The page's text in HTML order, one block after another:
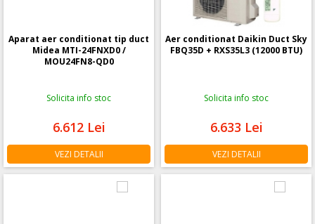
Aparat aer conditionat tip duct
Midea MTI-24FNXD0 /
MOU24FN8-QD0
Solicita info stoc
6.612 Lei
VEZI DETALII
Aer conditionat Daikin Duct Sky
FBQ35D + RXS35L3 (12000 BTU)
Solicita info stoc
6.633 Lei
VEZI DETALII